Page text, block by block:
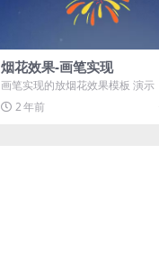
烟花效果-画笔实现
画笔实现的放烟花效果模板 演示
2 年前